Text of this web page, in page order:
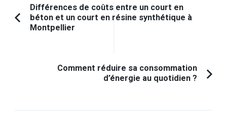
Navigation
d'article
Article
Différences de coûts entre un court en
béton et un court en résine synthétique à
Montpellier
Comment réduire sa consommation
d’énergie au quotidien ?